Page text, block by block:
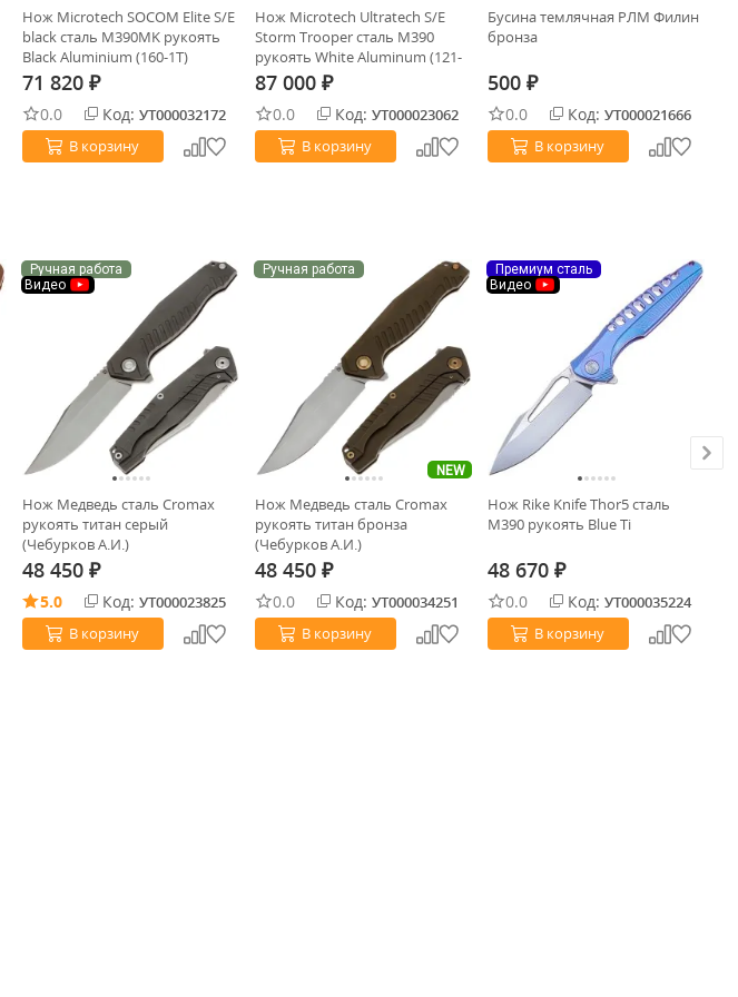
Нож Microtech SOCOM Elite S/E
black сталь M390MK рукоять
Black Aluminium (160-1T)
71 820 ₽
0.0 Код: УТ000032172
В корзину
Нож Microtech Ultratech S/E
Storm Trooper сталь M390
рукоять White Aluminum (121-
1STD)
87 000 ₽
0.0 Код: УТ000023062
В корзину
Бусина темлячная РЛМ Филин
бронза
500 ₽
0.0 Код: УТ000021666
В корзину
Ручная работа
Видео
Нож Медведь сталь Cromax
рукоять титан серый
(Чебурков А.И.)
48 450 ₽
5.0 Код: УТ000023825
В корзину
Ручная работа
NEW
Нож Медведь сталь Cromax
рукоять титан бронза
(Чебурков А.И.)
48 450 ₽
0.0 Код: УТ000034251
В корзину
Премиум сталь
Видео
Нож Rike Knife Thor5 сталь
M390 рукоять Blue Ti
48 670 ₽
0.0 Код: УТ000035224
В корзину